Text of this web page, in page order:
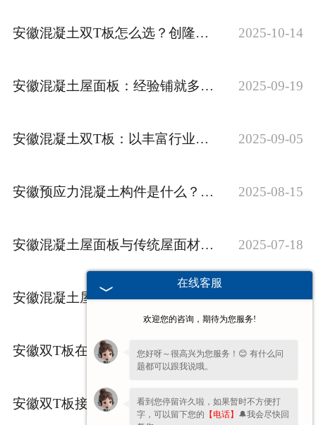
安徽混凝土双T板怎么选？创隆构件3大核心优势,适配工业厂房与仓储工程 2025-10-14
安徽混凝土屋面板：经验铺就多领域屋面建设之路 2025-09-19
安徽混凝土双T板：以丰富行业经验赋能大跨度工程建筑 2025-09-05
安徽预应力混凝土构件是什么？全面解析其定义与应用范围 2025-08-15
安徽混凝土屋面板与传统屋面材料对比_优势分析 2025-07-18
安徽混凝土屋面板施工工艺全解析 - 从选材到安装一站式指南 2025-07-04
安徽双T板在工业厂房大跨度应用中的价值分析 2025-06-13
安徽双T板接缝处理新技术，防水性能提升200% 2025-05-30
在线客服
欢迎您的咨询，期待为您服务!
您好呀～很高兴为您服务！😊 有什么问
题都可以跟我说哦。
看到您停留许久啦，如果暂时不方便打
字，可以留下您的 【电话】 🔔我会尽快回